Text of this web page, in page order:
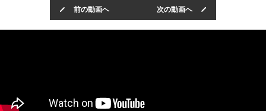
前の動画へ 次の動画へ